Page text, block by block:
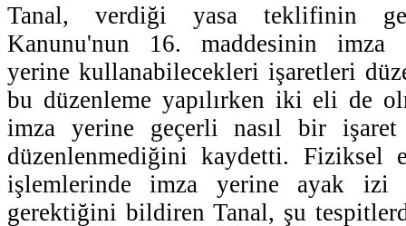
Tanal, verdiği yasa teklifinin
Kanunu'nun 16. maddesinin imza
yerine kullanabilecekleri işaretleri
bu düzenleme yapılırken iki eli de
imza yerine geçerli nasıl bir işaret
düzenlenmediğini kaydetti. Fiziksel
işlemlerinde imza yerine ayak izi
gerektiğini bildiren Tanal, şu